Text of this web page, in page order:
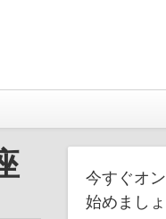
今すぐオ
始めましょ